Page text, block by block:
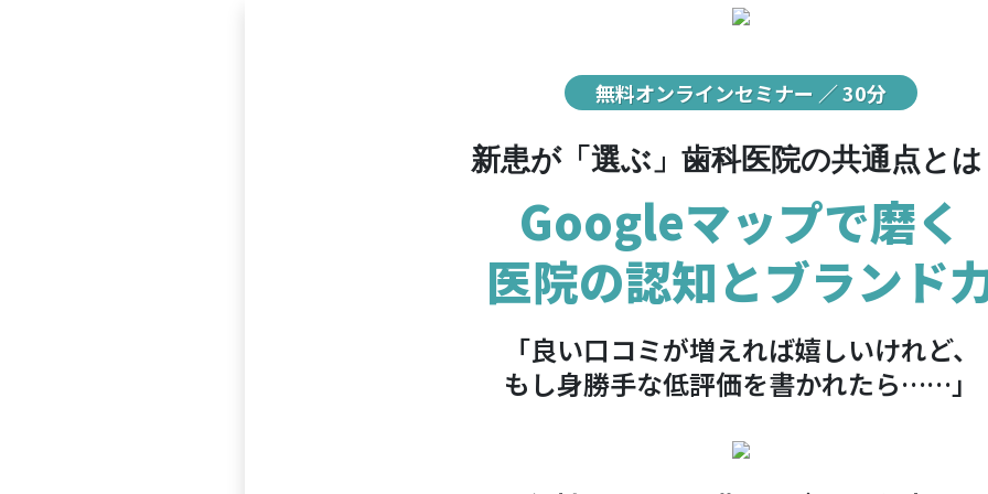
無料オンラインセミナー ／ 30分
新患が「選ぶ」歯科医院の共通点とは
Googleマップで磨く
医院の認知とブランド
「良い口コミが増えれば嬉しいけれど、
もし身勝手な低評価を書かれたら……」